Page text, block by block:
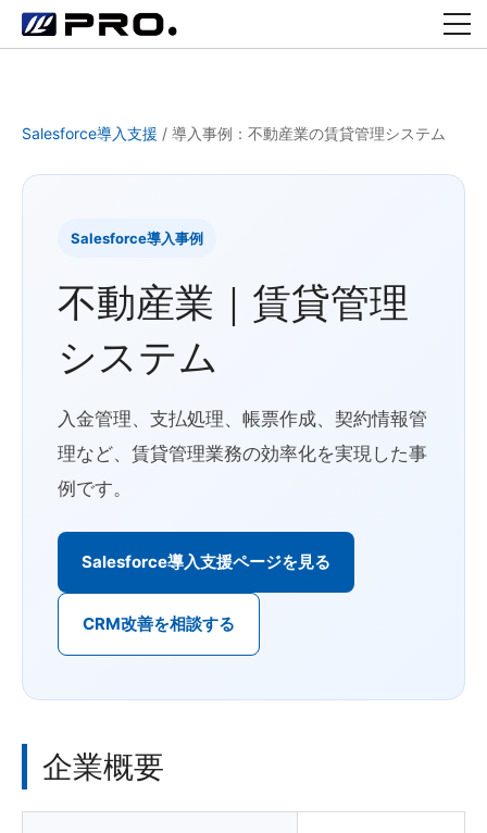
Salesforce導入支援 / 導入事例：不動産業の賃貸管理システム
Salesforce導入事例
不動産業｜賃貸管理
システム
入金管理、支払処理、帳票作成、契約情報管
理など、賃貸管理業務の効率化を実現した事
例です。
Salesforce導入支援ページを見る
CRM改善を相談する
企業概要